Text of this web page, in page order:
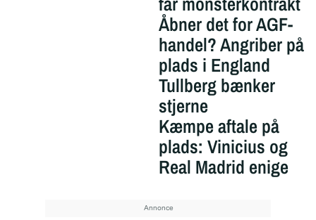
Åbner det for AGF-
handel? Angriber på
plads i England
Tullberg bænker
stjerne
Kæmpe aftale på
plads: Vinicius og
Real Madrid enige